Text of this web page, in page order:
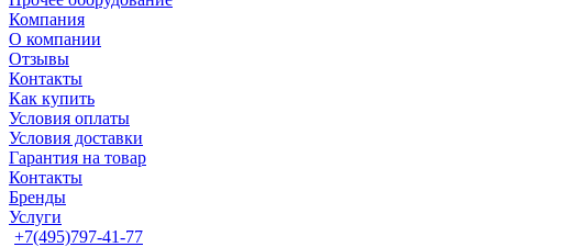
Компания
О компании
Отзывы
Контакты
Как купить
Условия оплаты
Условия доставки
Гарантия на товар
Контакты
Бренды
Услуги
+7(495)797-41-77